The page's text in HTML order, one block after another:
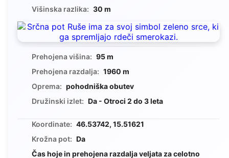
Višinska razlika: 30 m
Prehojena višina: 95 m
Prehojena razdalja: 1960 m
Oprema: pohodniška obutev
Družinski izlet: Da - Otroci 2 do 3 leta
Koordinate: 46.53742, 15.51621
Krožna pot: Da
Čas hoje in prehojena razdalja veljata za celotno